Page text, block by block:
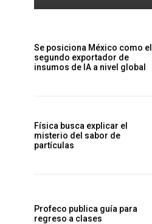
Se posiciona México como el
segundo exportador de
insumos de IA a nivel global
Física busca explicar el
misterio del sabor de
partículas
Profeco publica guía para
regreso a clases